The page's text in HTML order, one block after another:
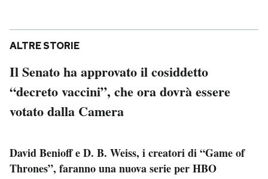
ALTRE STORIE
Il Senato ha approvato il cosiddetto
“decreto vaccini”, che ora dovrà essere
votato dalla Camera
David Benioff e D. B. Weiss, i creatori di “Game of
Thrones”, faranno una nuova serie per HBO